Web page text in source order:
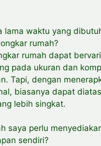
lama waktu yang
rumah?
rumah dapat
pada ukuran dan
Tapi, dengan
biasanya dapat
lebih singkat.
saya perlu
sendiri?